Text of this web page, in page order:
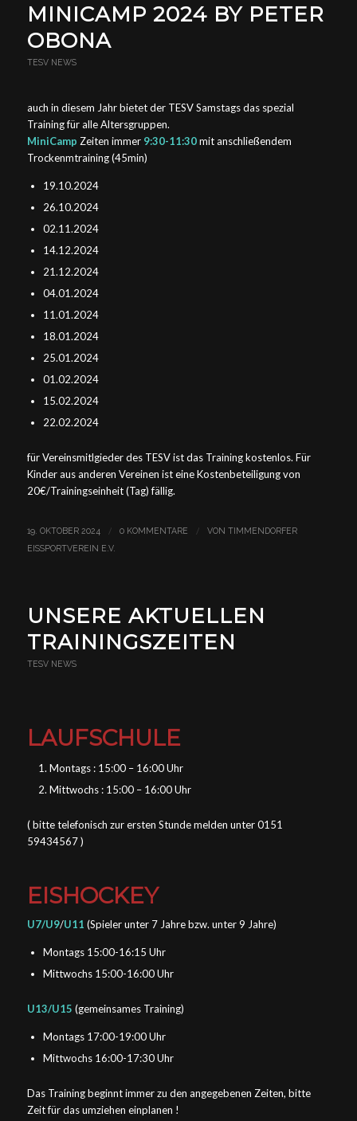
MINICAMP 2024 BY PETER
OBONA
TESV NEWS
auch in diesem Jahr bietet der TESV Samstags das spezial
Training für alle Altersgruppen.
MiniCamp Zeiten immer 9:30-11:30mit anschließendem
Trockenmtraining (45min)
19.10.2024
26.10.2024
02.11.2024
14.12.2024
21.12.2024
04.01.2024
11.01.2024
18.01.2024
25.01.2024
01.02.2024
15.02.2024
22.02.2024
für Vereinsmitlgieder des TESV ist das Training kostenlos. Für
Kinder aus anderen Vereinen ist eine Kostenbeteiligung von
20€/Trainingseinheit (Tag) fällig.
19. OKTOBER 2024 / 0 KOMMENTARE / VON TIMMENDORFER
EISSPORTVEREIN E.V.
UNSERE AKTUELLEN
TRAININGSZEITEN
TESV NEWS
LAUFSCHULE
Montags : 15:00 – 16:00 Uhr
Mittwochs : 15:00 – 16:00 Uhr
( bitte telefonisch zur ersten Stunde melden unter 0151
59434567 )
EISHOCKEY
U7/U9/U11 (Spieler unter 7 Jahre bzw. unter 9 Jahre)
Montags 15:00-16:15 Uhr
Mittwochs 15:00-16:00 Uhr
U13/U15 (gemeinsames Training)
Montags 17:00-19:00 Uhr
Mittwochs 16:00-17:30 Uhr
Das Training beginnt immer zu den angegebenen Zeiten, bitte
Zeit für das umziehen einplanen !